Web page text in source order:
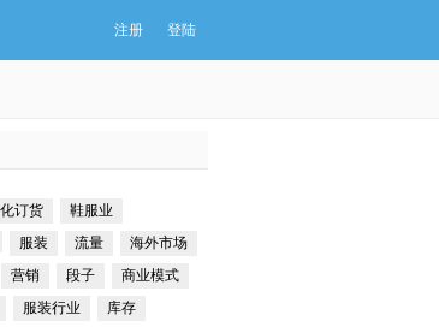
登陆
注册
订货
鞋服业
服装 流量
海外市场
营销 段子
商业模式
服装行业
库存